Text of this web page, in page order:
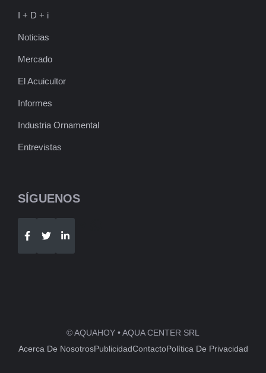
I + D + i
Noticias
Mercado
El Acuicultor
Informes
Industria Ornamental
Entrevistas
SÍGUENOS
Telegram
© AQUAHOY • AQUA CENTER SRL
Acerca De NosotrosPublicidadContactoPolítica De Privacidad